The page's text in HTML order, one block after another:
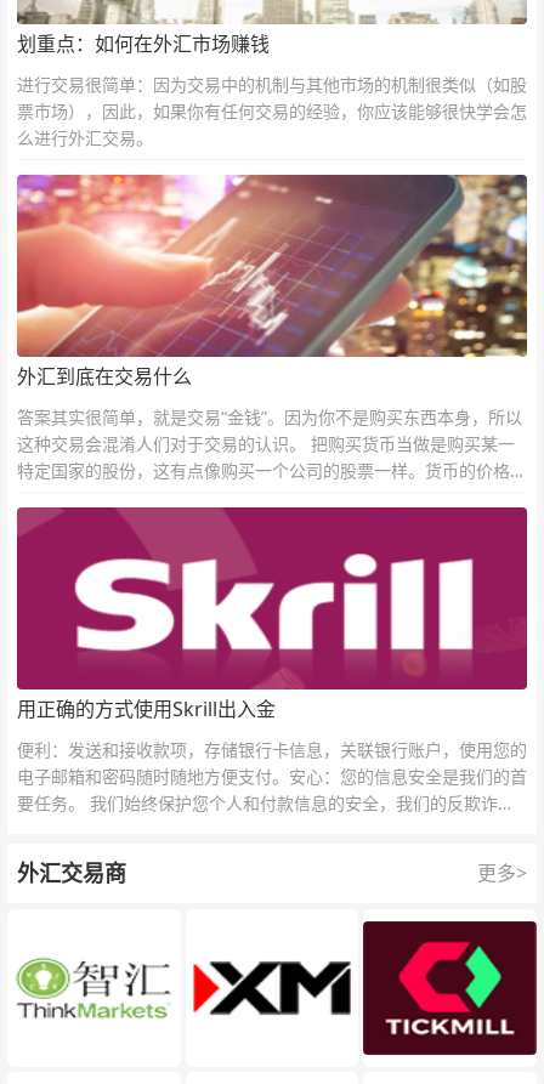
划重点：如何在外汇市场赚钱
进行交易很简单：因为交易中的机制与其他市场的机制很类似（如股
票市场），因此，如果你有任何交易的经验，你应该能够很快学会怎
么进行外汇交易。
外汇到底在交易什么
答案其实很简单，就是交易“金钱”。因为你不是购买东西本身，所以
这种交易会混淆人们对于交易的认识。 把购买货币当做是购买某一
特定国家的股份，这有点像购买一个公司的股票一样。货币的价格直
用正确的方式使用Skrill出入金
便利：发送和接收款项，存储银行卡信息，关联银行账户，使用您的
电子邮箱和密码随时随地方便支付。安心：您的信息安全是我们的首
要任务。 我们始终保护您个人和付款信息的安全，我们的反欺诈团
外汇交易商 更多>